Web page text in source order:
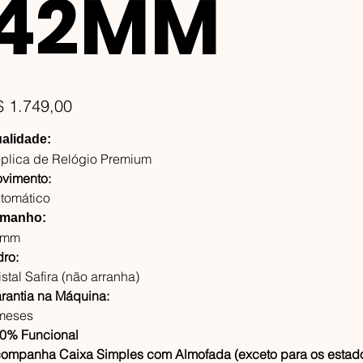
1.749,00
de Relógio Premium
Safira (não arranha)
na Máquina:
Funcional
Caixa Simples com Almofada (exceto para os